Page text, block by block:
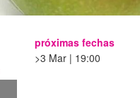
próximas fechas
3 Mar | 19:00